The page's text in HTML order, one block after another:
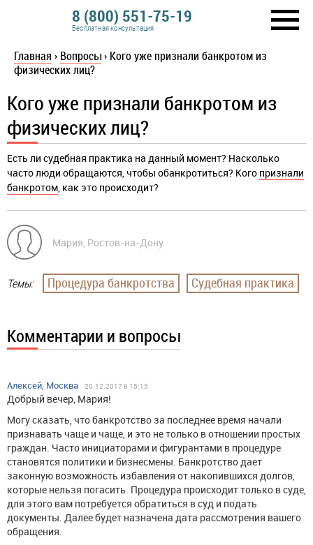
8 (800) 551-75-19
Бесплатная консультация
Главная › Вопросы › Кого уже признали банкротом из
физических лиц?
Кого уже признали банкротом из
физических лиц?
Есть ли судебная практика на данный момент? Насколько
часто люди обращаются, чтобы обанкротиться? Кого признали
банкротом, как это происходит?
Мария, Ростов-на-Дону
Темы: Процедура банкротства Судебная практика
Комментарии и вопросы
Алексей, Москва 20.12.2017 в 15:15
Добрый вечер, Мария!
Могу сказать, что банкротство за последнее время начали
признавать чаще и чаще, и это не только в отношении простых
граждан. Часто инициаторами и фигурантами в процедуре
становятся политики и бизнесмены. Банкротство дает
законную возможность избавления от накопившихся долгов,
которые нельзя погасить. Процедура происходит только в суде,
для этого вам потребуется обратиться в суд и подать
документы. Далее будет назначена дата рассмотрения вашего
обращения.